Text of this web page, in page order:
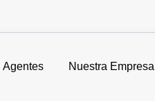
Agentes Nuestra Empresa